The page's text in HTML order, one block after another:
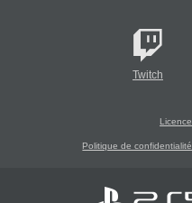
Twitch
Licence
Politique de confidentialité